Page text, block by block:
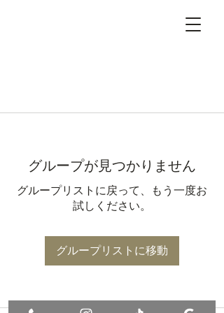
グループが見つかりません
グループリストに戻って、もう一度お
試しください。
グループリストに移動